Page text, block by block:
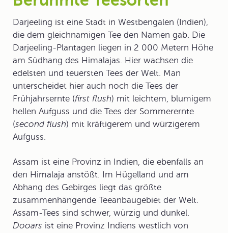
Darjeeling ist eine Stadt in Westbengalen (Indien),
die dem gleichnamigen Tee den Namen gab. Die
Darjeeling-Plantagen liegen in 2 000 Metern Höhe
am Südhang des Himalajas. Hier wachsen die
edelsten und teuersten Tees der Welt. Man
unterscheidet hier auch noch die Tees der
Frühjahrsernte (first flush) mit leichtem, blumigem
hellen Aufguss und die Tees der Sommerernte
(second flush) mit kräftigerem und würzigerem
Aufguss.
Assam ist eine Provinz in Indien, die ebenfalls an
den Himalaja anstößt. Im Hügelland und am
Abhang des Gebirges liegt das größte
zusammenhängende Teeanbaugebiet der Welt.
Assam-Tees sind schwer, würzig und dunkel.
Dooars ist eine Provinz Indiens westlich von